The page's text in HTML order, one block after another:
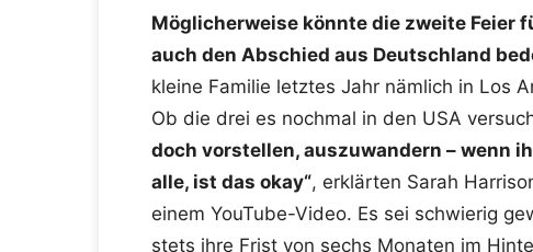
Möglicherweise könnte die zweite Feier
auch den Abschied aus Deutschland
kleine Familie letztes Jahr nämlich in Los
Ob die drei es nochmal in den USA
doch vorstellen, auszuwandern – wenn
alle, ist das okay“, erklärten Sarah
einem YouTube-Video. Es sei schwierig
stets ihre Frist von sechs Monaten im